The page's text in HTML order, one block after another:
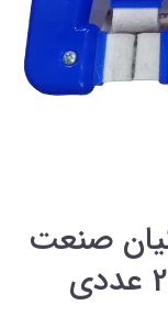
صنعت